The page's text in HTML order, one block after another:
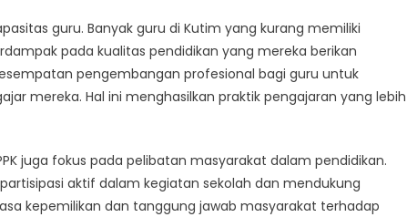
guru. Banyak guru di Kutim yang kurang memiliki
pada kualitas pendidikan yang mereka berikan
pengembangan profesional bagi guru untuk
mereka. Hal ini menghasilkan praktik pengajaran yang lebih
juga fokus pada pelibatan masyarakat dalam pendidikan.
aktif dalam kegiatan sekolah dan mendukung
kepemilikan dan tanggung jawab masyarakat terhadap